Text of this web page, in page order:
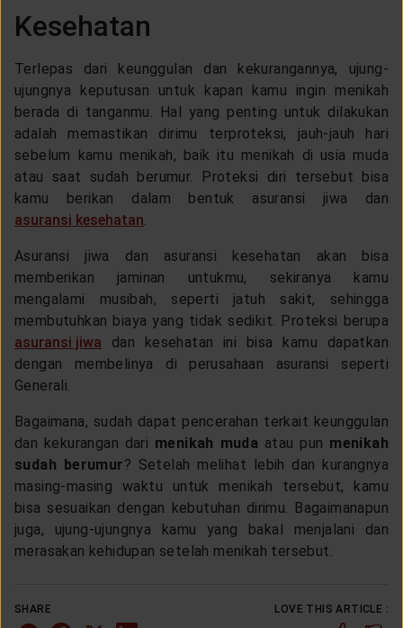
Kesehatan
Terlepas dari keunggulan dan kekurangannya, ujung-
ujungnya keputusan untuk kapan kamu ingin menikah
berada di tanganmu. Hal yang penting untuk dilakukan
adalah memastikan dirimu terproteksi, jauh-jauh hari
sebelum kamu menikah, baik itu menikah di usia muda
atau saat sudah berumur. Proteksi diri tersebut bisa
kamu berikan dalam bentuk asuransi jiwa dan
asuransi kesehatan
Asuransi jiwa dan asuransi kesehatan akan bisa
memberikan jaminan untukmu, sekiranya kamu
mengalami musibah, seperti jatuh sakit, sehingga
membutuhkan biaya yang tidak sedikit. Proteksi berupa
asuransi jiwa dan kesehatan ini bisa kamu dapatkan
dengan membelinya di perusahaan asuransi seperti
Generali.
Bagaimana, sudah dapat pencerahan terkait keunggulan
dan kekurangan dari menikah muda atau pun menikah
sudah berumur? Setelah melihat lebih dan kurangnya
masing-masing waktu untuk menikah tersebut, kamu
bisa sesuaikan dengan kebutuhan dirimu. Bagaimanapun
juga, ujung-ujungnya kamu yang bakal menjalani dan
merasakan kehidupan setelah menikah tersebut.
SHARE LOVE THIS ARTICLE :